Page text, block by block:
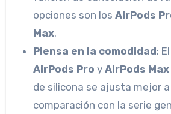
opciones son losAirPods
Max.
Piensa en la comodidad:
AirPods Pro yAirPods Max
de silicona se ajusta mejor
comparación con la serie